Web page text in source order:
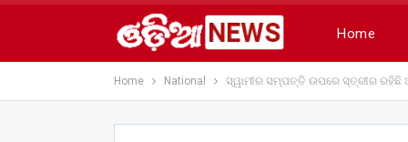
Home
Home National ସ୍ୱାମୀର ସମ୍ପତ୍ତି ଉପରେ ସ୍ତ୍ରୀର ରହିଛି